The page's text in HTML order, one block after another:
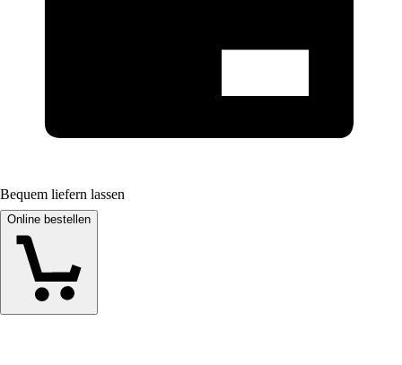
Bequem liefern lassen
Online bestellen